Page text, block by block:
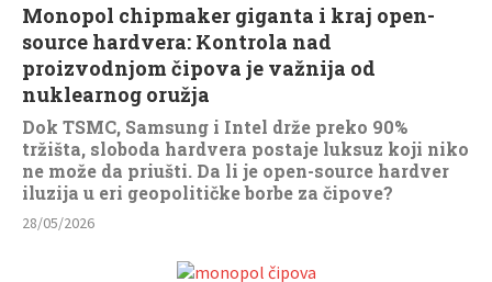
Monopol chipmaker giganta i kraj open-
source hardvera: Kontrola nad
proizvodnjom čipova je važnija od
nuklearnog oružja
Dok TSMC, Samsung i Intel drže preko 90%
tržišta, sloboda hardvera postaje luksuz koji niko
ne može da priušti. Da li je open-source hardver
iluzija u eri geopolitičke borbe za čipove?
28/05/2026